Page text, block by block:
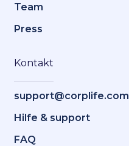
Team
Press
Kontakt
support@corplife.com
Hilfe & support
FAQ